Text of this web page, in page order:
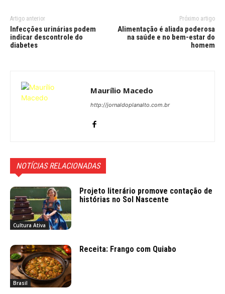
Artigo anterior
Infecções urinárias podem
indicar descontrole do
diabetes
Próximo artigo
Alimentação é aliada poderosa
na saúde e no bem-estar do
homem
Maurílio Macedo
http://jornaldoplanalto.com.br
NOTÍCIAS RELACIONADAS
Cultura Ativa
Projeto literário promove contação de
histórias no Sol Nascente
Brasil
Receita: Frango com Quiabo